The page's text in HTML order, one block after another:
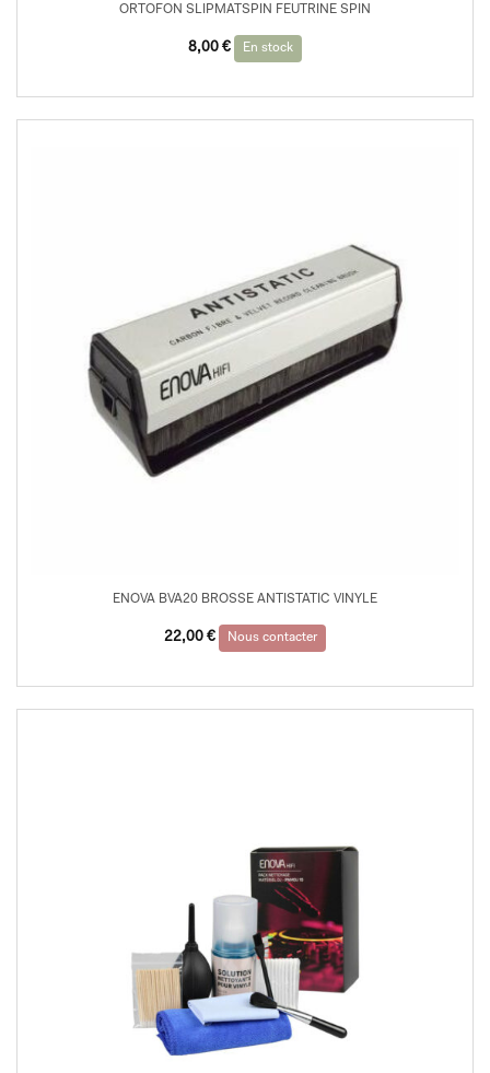
ORTOFON SLIPMATSPIN FEUTRINE SPIN
8,00 € En stock
ENOVA BVA20 BROSSE ANTISTATIC VINYLE
22,00 € Nous contacter